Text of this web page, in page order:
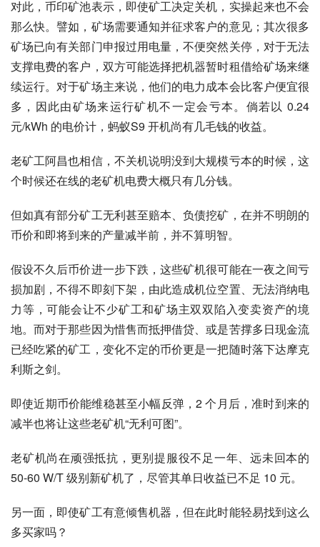
对此，币印矿池表示，即使矿工决定关机，实操起来也不会
那么快。譬如，矿场需要通知并征求客户的意见；其次很多
矿场已向有关部门申报过用电量，不便突然关停，对于无法
支撑电费的客户，双方可能选择把机器暂时租借给矿场来继
续运行。对于矿场主来说，他们的电力成本会比客户便宜很
多，因此由矿场来运行矿机不一定会亏本。倘若以 0.24
元/kWh 的电价计，蚂蚁S9 开机尚有几毛钱的收益。
老矿工阿昌也相信，不关机说明没到大规模亏本的时候，这
个时候还在线的老矿机电费大概只有几分钱。
但如真有部分矿工无利甚至赔本、负债挖矿，在并不明朗的
币价和即将到来的产量减半前，并不算明智。
假设不久后币价进一步下跌，这些矿机很可能在一夜之间亏
损加剧，不得不即刻下架，由此造成机位空置、无法消纳电
力等，可能会让不少矿工和矿场主双双陷入变卖资产的境
地。而对于那些因为惜售而抵押借贷、或是苦撑多日现金流
已经吃紧的矿工，变化不定的币价更是一把随时落下达摩克
利斯之剑。
即使近期币价能维稳甚至小幅反弹，2 个月后，准时到来的
减半也将让这些老矿机“无利可图”。
老矿机尚在顽强抵抗，更别提服役不足一年、远未回本的
50-60 W/T 级别新矿机了，尽管其单日收益已不足 10 元。
另一面，即使矿工有意倾售机器，但在此时能轻易找到这么
多买家吗？